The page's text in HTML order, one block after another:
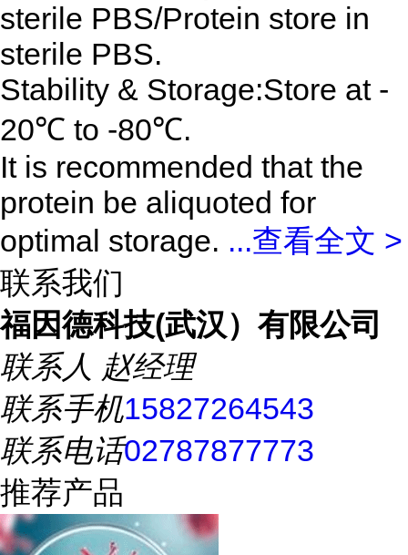
sterile PBS/Protein store in
sterile PBS.
Stability & Storage:Store at -
20℃ to -80℃.
It is recommended that the
protein be aliquoted for
optimal storage. ...查看全文 >
联系我们
福因德科技(武汉）有限公司
联系人 赵经理
联系手机15827264543
联系电话02787877773
推荐产品